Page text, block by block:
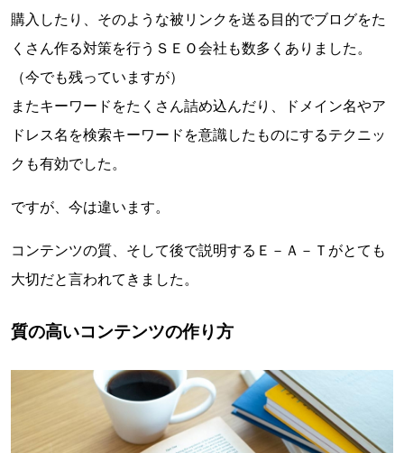
購入したり、そのような被リンクを送る目的でブログをた
くさん作る対策を行うＳＥＯ会社も数多くありました。
（今でも残っていますが）
またキーワードをたくさん詰め込んだり、ドメイン名やア
ドレス名を検索キーワードを意識したものにするテクニッ
クも有効でした。
ですが、今は違います。
コンテンツの質、そして後で説明するＥ－Ａ－Ｔがとても
大切だと言われてきました。
質の高いコンテンツの作り方